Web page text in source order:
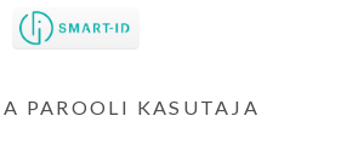
PAROOLI KASUTAJA